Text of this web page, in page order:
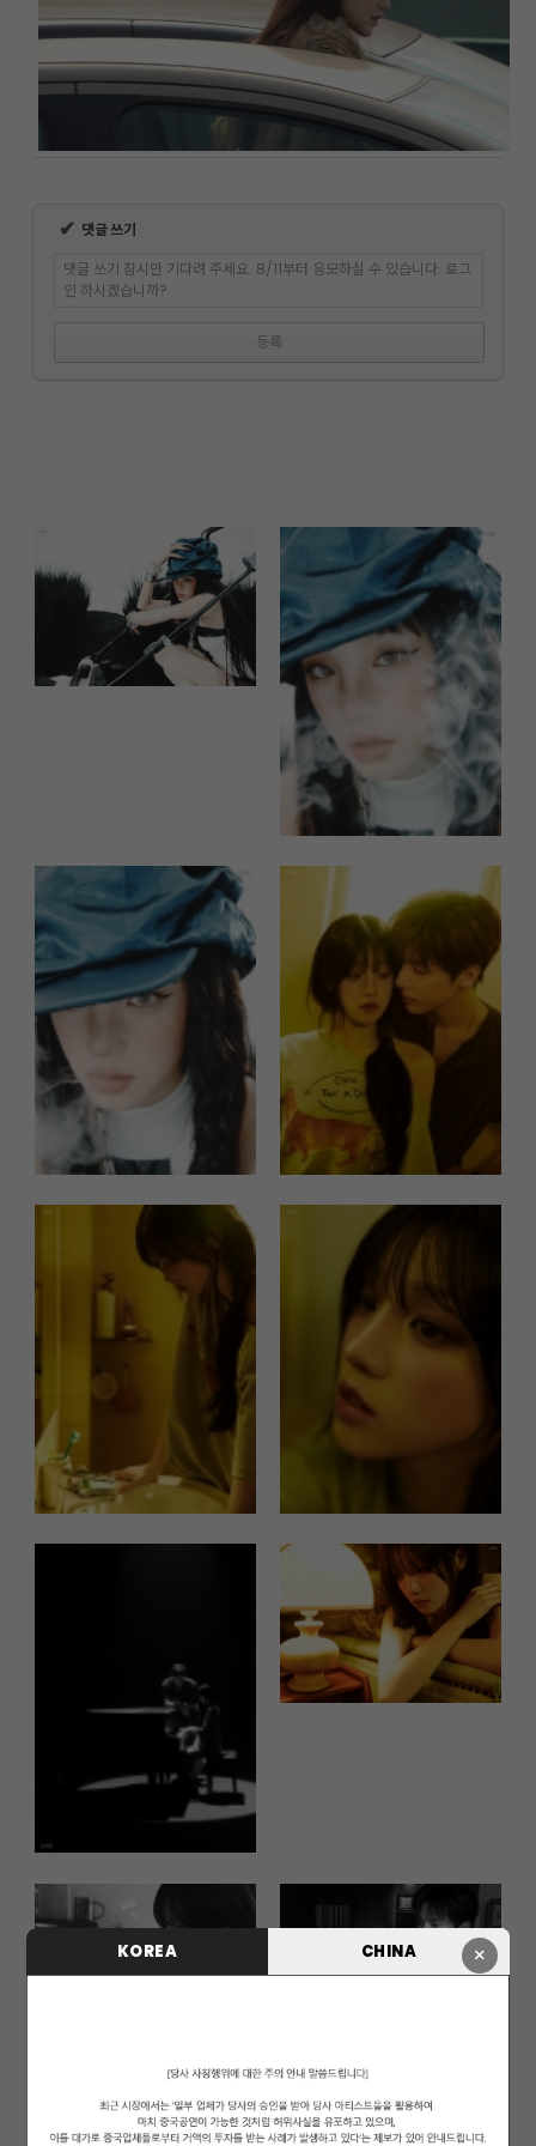
×
KOREA CHINA
✔ 댓글 쓰기
댓글 쓰기 잠시만 기다려 주세요. 8/11부터 응모하실 수 있습니다. 로그
인 하시겠습니까?